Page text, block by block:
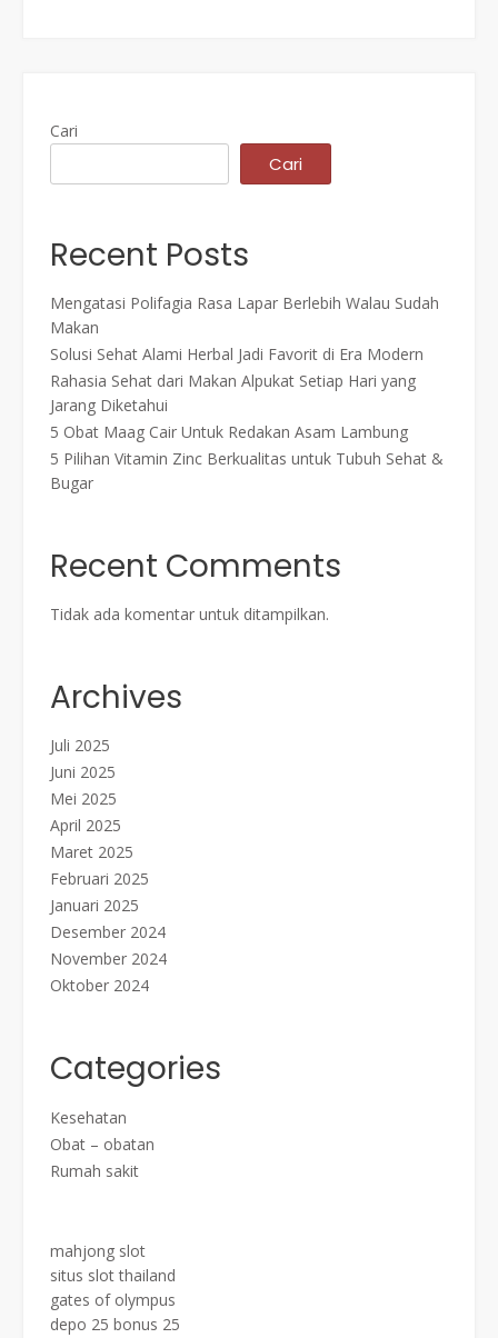
Cari
Cari
Recent Posts
Mengatasi Polifagia Rasa Lapar Berlebih Walau Sudah
Makan
Solusi Sehat Alami Herbal Jadi Favorit di Era Modern
Rahasia Sehat dari Makan Alpukat Setiap Hari yang
Jarang Diketahui
5 Obat Maag Cair Untuk Redakan Asam Lambung
5 Pilihan Vitamin Zinc Berkualitas untuk Tubuh Sehat &
Bugar
Recent Comments
Tidak ada komentar untuk ditampilkan.
Archives
Juli 2025
Juni 2025
Mei 2025
April 2025
Maret 2025
Februari 2025
Januari 2025
Desember 2024
November 2024
Oktober 2024
Categories
Kesehatan
Obat – obatan
Rumah sakit
mahjong slot
situs slot thailand
gates of olympus
depo 25 bonus 25